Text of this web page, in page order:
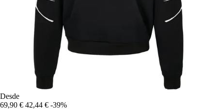
Desde
69,90 € 42,44 € -39%